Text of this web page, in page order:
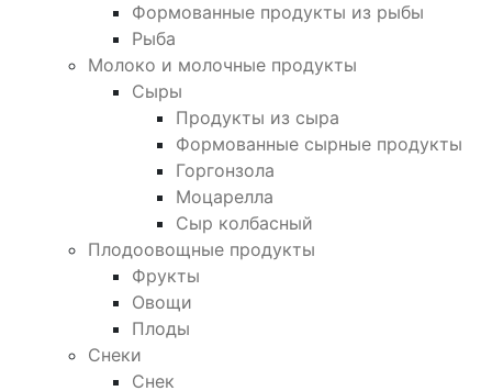
Формованные продукты из рыбы
Рыба
Молоко и молочные продукты
Сыры
Продукты из сыра
Формованные сырные продукты
Горгонзола
Моцарелла
Сыр колбасный
Плодоовощные продукты
Фрукты
Овощи
Плоды
Снеки
Снек